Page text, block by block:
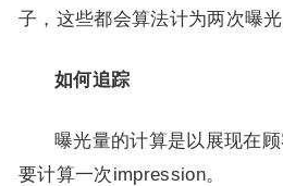
子，这些都会算法计为两次曝光
如何追踪
曝光量的计算是以展现在
要计算一次impression。